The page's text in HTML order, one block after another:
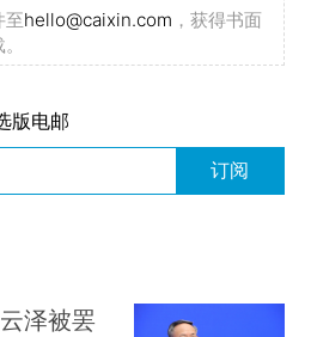
至hello@caixin.com ，获得书面
版电邮
订阅
泽被罢